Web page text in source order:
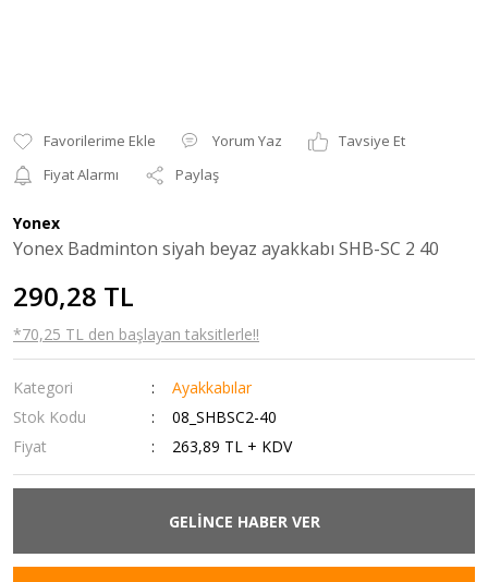
Yorum Yaz
Tavsiye Et
Fiyat Alarmı
Paylaş
Yonex
Yonex Badminton siyah beyaz ayakkabı SHB-SC 2 40
290,28 TL
*70,25 TL den başlayan taksitlerle!!
Kategori
Ayakkabılar
Stok Kodu
08_SHBSC2-40
Fiyat
263,89 TL + KDV
GELİNCE HABER VER